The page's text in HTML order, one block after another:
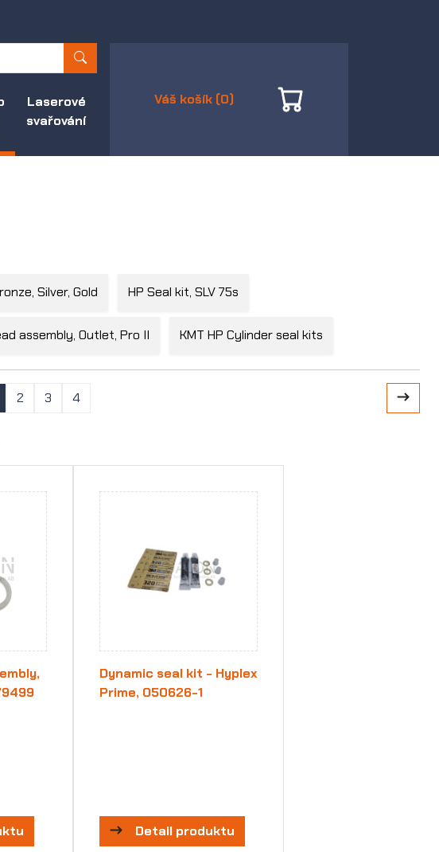
Laserové
svařování
Váš košík (0)
Silver, Gold HP Seal kit, SLV 75s
assembly, Outlet, Pro II KMT HP Cylinder seal kits
2 3 4
Dynamic seal kit - Hyplex
Prime, 050626-1
Detail produktu